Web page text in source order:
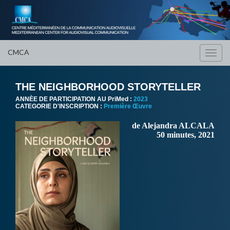
CMCA
THE NEIGHBORHOOD STORYTELLER
ANNÈE DE PARTICIPATION AU PriMed : 2023
CATEGORIE D'INSCRIPTION : Première Œuvre
de Alejandra ALCALA
50 minutes, 2021